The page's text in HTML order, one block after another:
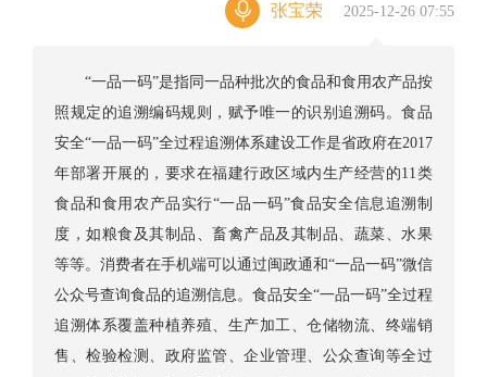
张宝荣 2025-12-26 07:55
“一品一码”是指同一品种批次的食品和食用农产品按
照规定的追溯编码规则，赋予唯一的识别追溯码。食品
安全“一品一码”全过程追溯体系建设工作是省政府在2017
年部署开展的，要求在福建行政区域内生产经营的11类
食品和食用农产品实行“一品一码”食品安全信息追溯制
度，如粮食及其制品、畜禽产品及其制品、蔬菜、水果
等等。消费者在手机端可以通过闽政通和“一品一码”微信
公众号查询食品的追溯信息。食品安全“一品一码”全过程
追溯体系覆盖种植养殖、生产加工、仓储物流、终端销
售、检验检测、政府监管、企业管理、公众查询等全过